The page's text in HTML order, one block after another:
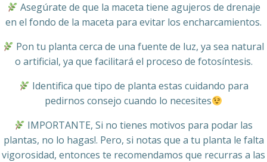
Asegúrate de que la maceta tiene agujeros de drenaje
en el fondo de la maceta para evitar los encharcamientos.
Pon tu planta cerca de una fuente de luz, ya sea natural
o artificial, ya que facilitará el proceso de fotosíntesis.
Identifica que tipo de planta estas cuidando para
pedirnos consejo cuando lo necesites
IMPORTANTE, Si no tienes motivos para podar las
plantas, no lo hagas!. Pero, si notas que a tu planta le falta
vigorosidad, entonces te recomendamos que recurras a las